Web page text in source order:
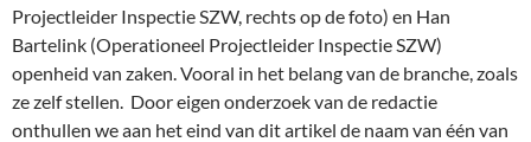
Projectleider Inspectie SZW, rechts op de foto) en Han
Bartelink (Operationeel Projectleider Inspectie SZW)
openheid van zaken. Vooral in het belang van de branche, zoals
ze zelf stellen. Door eigen onderzoek van de redactie
onthullen we aan het eind van dit artikel de naam van één van